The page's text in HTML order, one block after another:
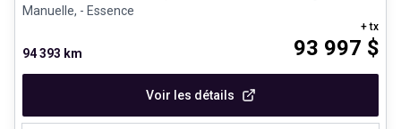
Manuelle, - Essence
94 393 km 93 997 $
+ tx
Voir les détails